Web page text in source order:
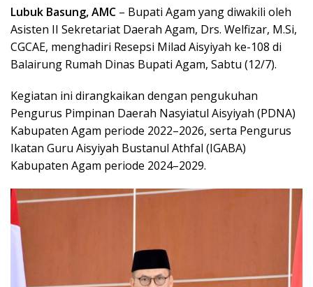
Lubuk Basung, AMC – Bupati Agam yang diwakili oleh
Asisten II Sekretariat Daerah Agam, Drs. Welfizar, M.Si,
CGCAE, menghadiri Resepsi Milad Aisyiyah ke-108 di
Balairung Rumah Dinas Bupati Agam, Sabtu (12/7).
Kegiatan ini dirangkaikan dengan pengukuhan
Pengurus Pimpinan Daerah Nasyiatul Aisyiyah (PDNA)
Kabupaten Agam periode 2022–2026, serta Pengurus
Ikatan Guru Aisyiyah Bustanul Athfal (IGABA)
Kabupaten Agam periode 2024–2029.